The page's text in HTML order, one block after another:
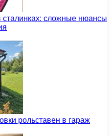
сталинках: сложные нюансы
рольставен в гараж